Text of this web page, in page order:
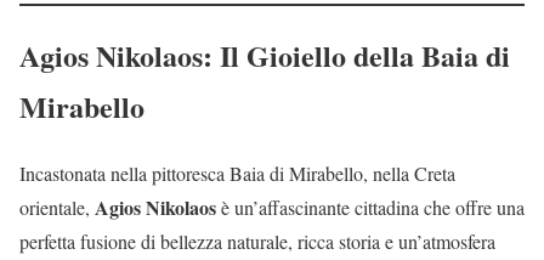
Agios Nikolaos: Il Gioiello della Baia di
Mirabello
Incastonata nella pittoresca Baia di Mirabello, nella Creta
orientale, Agios Nikolaosè un’affascinante cittadina che offre una
perfetta fusione di bellezza naturale, ricca storia e un’atmosfera